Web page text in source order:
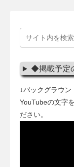
◆掲載予定
↓バックグラウ
YouTubeの文字
ださい。